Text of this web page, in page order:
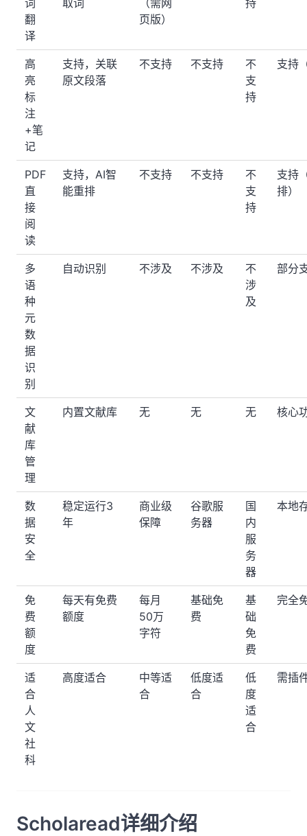
翻
译
页版）
高
亮
标
注
+笔
记
支持，关联
原文段落
不支持 不支持
不
支
持
支持
PDF
直
接
阅
读
支持，AI智
能重排
不支持 不支持
不
支
持
支持
排）
多
语
种
元
数
据
识
别
自动识别 不涉及 不涉及
不
涉
及
部分
文
献
库
管
理
内置文献库 无 无 无 核心
数
据
安
全
稳定运行3
年
商业级
保障
谷歌服
务器
国
内
服
务
器
本地
免
费
额
度
每天有免费
额度
每月
50万
字符
基础免
费
基
础
免
费
完全
适
合
人
文
社
科
高度适合
中等适
合
低度适
合
低
度
适
合
需插
Scholaread详细介绍